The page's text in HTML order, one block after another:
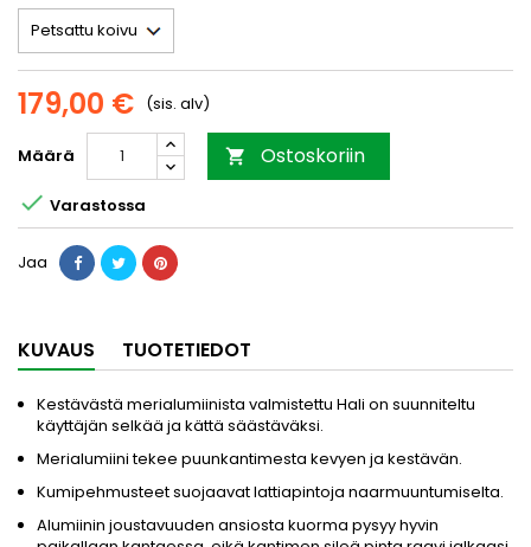
179,00 € (sis. alv)
Määrä  Ostoskoriin
 Varastossa
Jaa
KUVAUS TUOTETIEDOT
Kestävästä merialumiinista valmistettu Hali on suunniteltu
käyttäjän selkää ja kättä säästäväksi.
Merialumiini tekee puunkantimesta kevyen ja kestävän.
Kumipehmusteet suojaavat lattiapintoja naarmuuntumiselta.
Alumiinin joustavuuden ansiosta kuorma pysyy hyvin